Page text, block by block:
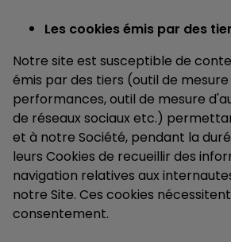
Les cookies émis par des
Notre site est susceptible de
émis par des tiers (outil de mesure
performances, outil de mesure
de réseaux sociaux etc.)
et à notre Société, pendant la
leurs Cookies de recueillir des
navigation relatives aux
notre Site. Ces cookies
consentement.